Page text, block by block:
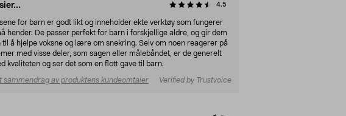
4.5
for barn er godt likt og inneholder ekte verktøy som fungerer
hender. De passer perfekt for barn i forskjellige aldre, og gir dem
til å hjelpe voksne og lære om snekring. Selv om noen reagerer på
med visse deler, som sagen eller målebåndet, er de generelt
kvaliteten og ser det som en flott gave til barn.
sammendrag av produktens kundeomtaler Verified by Trustvoice